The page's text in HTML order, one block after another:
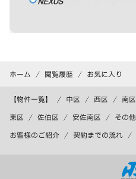
ホーム 閲覧履歴 お気に入り
【物件一覧】 中区 西区 南区
東区 佐伯区 安佐南区 その他
お客様のご紹介 契約までの流れ